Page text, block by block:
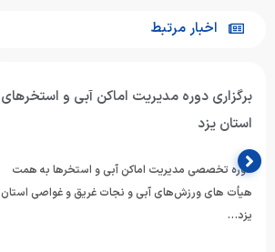
اخبار مرتبط
برگزاری دوره مدیریت اماکن آبی و استخرهای
استان یزد
دوره تخصصی مدیریت اماکن آبی و استخرها به همت
هیأت های ورزش‌های آبی و نجات غریق و غواصی استان
یزد…